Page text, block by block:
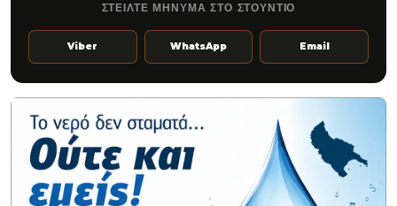
ΣΤΕΙΛΤΕ ΜΗΝΥΜΑ ΣΤΟ ΣΤΟΥΝΤΙΟ
Viber WhatsApp Email